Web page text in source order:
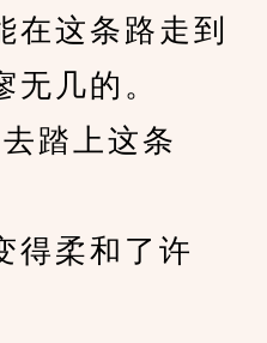
在这条路走到
几的。
踏上这条
柔和了许